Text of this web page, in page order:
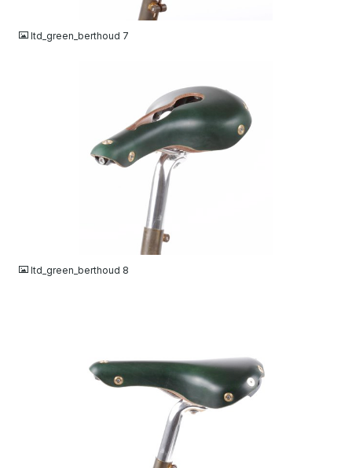
ltd_green_berthoud 7
ltd_green_berthoud 8